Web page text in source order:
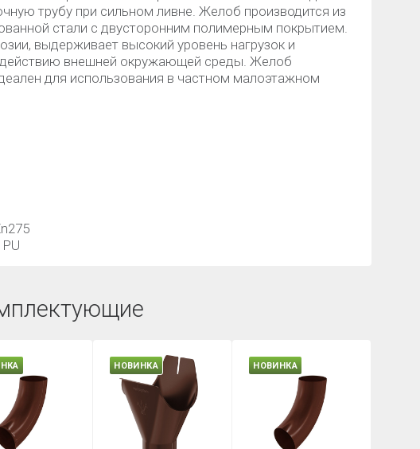
трубу при сильном ливне. Желоб производится из
стали с двусторонним полимерным покрытием.
выдерживает высокий уровень нагрузок и
внешней окружающей среды. Желоб
для использования в частном малоэтажном
НОВИНКА НОВИНКА